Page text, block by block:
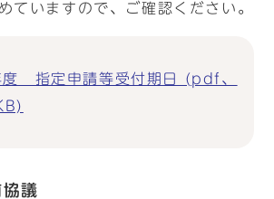
ていますので、ご確認ください。
度 指定申請等受付期日 (pdf、
議